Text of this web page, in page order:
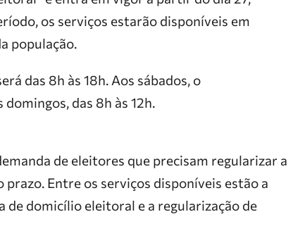
os serviços estarão disponíveis em
população.
das 8h às 18h. Aos sábados, o
das 8h às 12h.
de eleitores que precisam regularizar a
Entre os serviços disponíveis estão a
domicílio eleitoral e a regularização de